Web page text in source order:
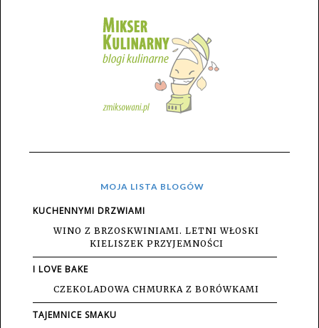
MOJA LISTA BLOGÓW
KUCHENNYMI DRZWIAMI
WINO Z BRZOSKWINIAMI. LETNI WŁOSKI
KIELISZEK PRZYJEMNOŚCI
I LOVE BAKE
CZEKOLADOWA CHMURKA Z BORÓWKAMI
TAJEMNICE SMAKU